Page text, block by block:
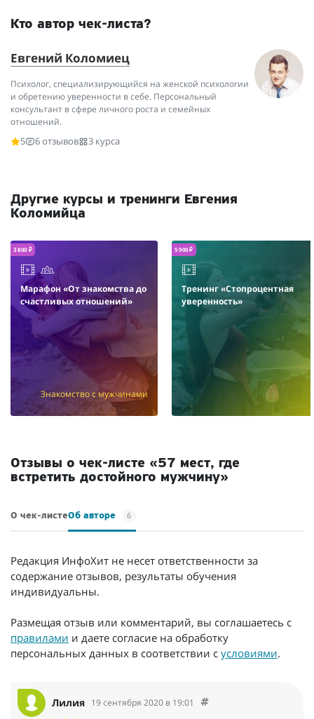
Кто автор чек-листа?
Евгений Коломиец
Психолог, специализирующийся на женской психологии
и обретению уверенности в себе. Персональный
консультант в сфере личного роста и семейных
отношений.
5
6 отзывов 3 курса
Другие курсы и тренинги Евгения
Коломийца
3 800 ₽
Марафон «От знакомства до
счастливых отношений»
Знакомство с мужчинами
5 900 ₽
Тренинг «Стопроцентная
уверенность»
Отзывы о чек-листе «57 мест, где
встретить достойного мужчину»
О чек-листеОб авторе 6
Редакция ИнфоХит не несет ответственности за
содержание отзывов, результаты обучения
индивидуальны.
Размещая отзыв или комментарий, вы соглашаетесь с
правилами и даете согласие на обработку
персональных данных в соответствии с условиями.
Лилия 19 сентября 2020 в 19:01